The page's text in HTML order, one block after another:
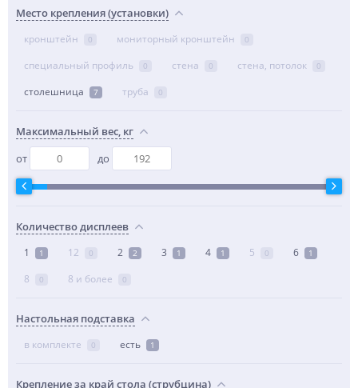
Место крепления (установки)
кронштейн 0 мониторный кронштейн 0
специальный профиль 0 стена 0 стена, потолок 0
столешница 7 труба 0
Максимальный вес, кг
от
до
Количество дисплеев
1 1 12 0 2 2 3 1 4 1 5 0 6 1
8 0 8 и более 0
Настольная подставка
в комплекте 0 есть 1
Крепление за край стола (струбцина)